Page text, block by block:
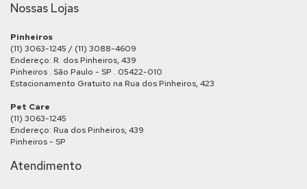
Nossas Lojas
Pinheiros
(11) 3063-1245 / (11) 3088-4609
Endereço: R. dos Pinheiros, 439
Pinheiros . São Paulo - SP . 05422-010
Estacionamento Gratuito na Rua dos Pinheiros, 423
Pet Care
(11) 3063-1245
Endereço: Rua dos Pinheiros, 439
Pinheiros - SP
Atendimento